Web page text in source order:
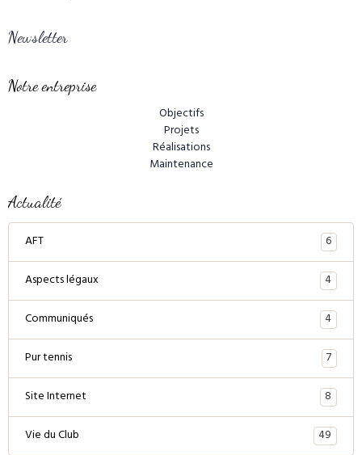
Newsletter
Notre entreprise
Objectifs
Projets
Réalisations
Maintenance
Actualité
AFT
6
Aspects légaux
4
Communiqués
4
Pur tennis
7
Site Internet
8
Vie du Club
49